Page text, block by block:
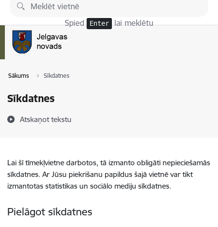
Pāriet uz lapas saturu
Spied Enter lai meklētu
Sākums Sīkdatnes
Sīkdatnes
Atskaņot tekstu
Lai šī tīmekļvietne darbotos, tā izmanto obligāti nepieciešamās
sīkdatnes. Ar Jūsu piekrišanu papildus šajā vietnē var tikt
izmantotas statistikas un sociālo mediju sīkdatnes.
Pielāgot sīkdatnes